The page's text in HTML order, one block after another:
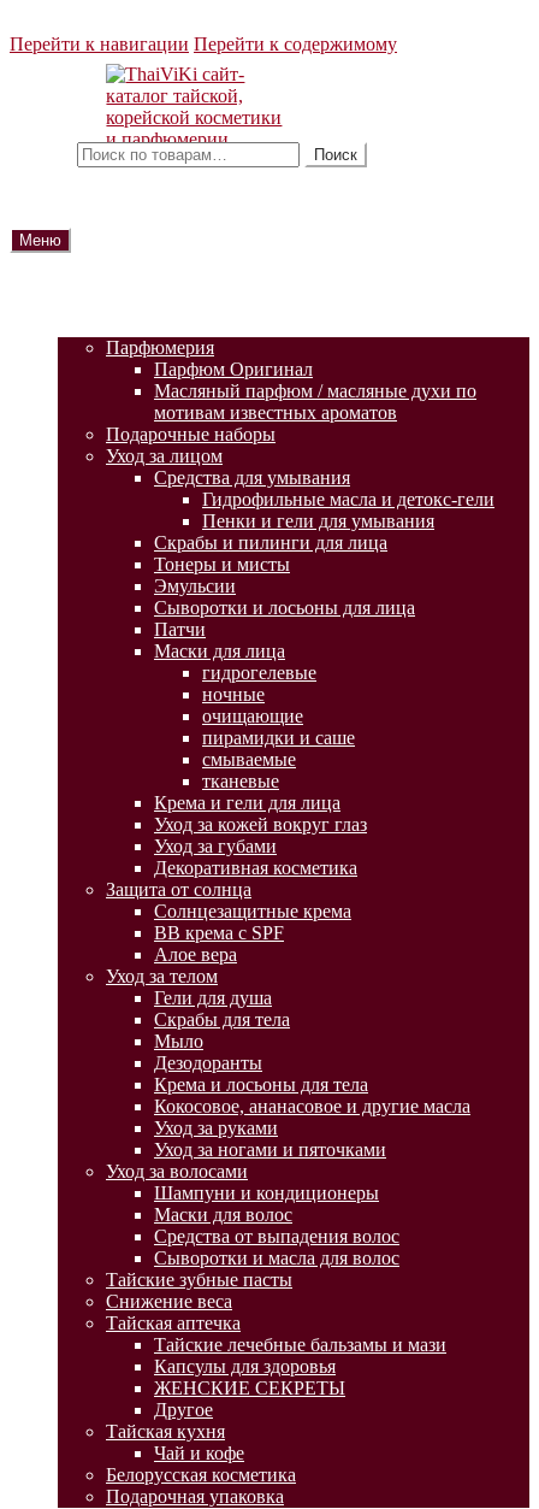
Перейти к навигации Перейти к содержимому
Поиск
Меню
Парфюмерия
Парфюм Оригинал
Масляный парфюм / масляные духи по
мотивам известных ароматов
Подарочные наборы
Уход за лицом
Средства для умывания
Гидрофильные масла и детокс-гели
Пенки и гели для умывания
Скрабы и пилинги для лица
Тонеры и мисты
Эмульсии
Сыворотки и лосьоны для лица
Патчи
Маски для лица
гидрогелевые
ночные
очищающие
пирамидки и саше
смываемые
тканевые
Крема и гели для лица
Уход за кожей вокруг глаз
Уход за губами
Декоративная косметика
Защита от солнца
Солнцезащитные крема
BB крема с SPF
Алое вера
Уход за телом
Гели для душа
Скрабы для тела
Мыло
Дезодоранты
Крема и лосьоны для тела
Кокосовое, ананасовое и другие масла
Уход за руками
Уход за ногами и пяточками
Уход за волосами
Шампуни и кондиционеры
Маски для волос
Средства от выпадения волос
Сыворотки и масла для волос
Тайские зубные пасты
Снижение веса
Тайская аптечка
Тайские лечебные бальзамы и мази
Капсулы для здоровья
ЖЕНСКИЕ СЕКРЕТЫ
Другое
Тайская кухня
Чай и кофе
Белорусская косметика
Подарочная упаковка